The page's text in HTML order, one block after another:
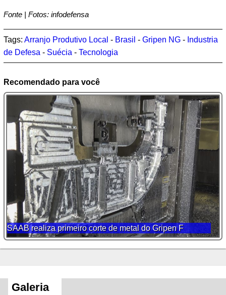
Fonte | Fotos: infodefensa
Tags: Arranjo Produtivo Local - Brasil - Gripen NG - Industria
de Defesa - Suécia - Tecnologia
Recomendado para você
SAAB realiza primeiro corte de metal do Gripen F
Galeria